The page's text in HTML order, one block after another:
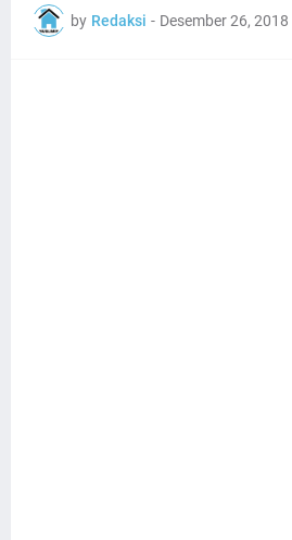
by Redaksi - Desember 26, 2018